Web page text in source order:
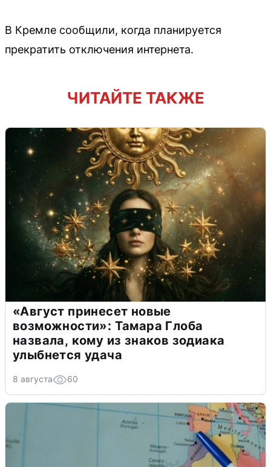
В Кремле сообщили, когда планируется
прекратить отключения интернета.
ЧИТАЙТЕ ТАКЖЕ
«Август принесет новые
возможности»: Тамара Глоба
назвала, кому из знаков зодиака
улыбнется удача
8 августа 60